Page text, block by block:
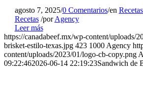
agosto 7, 2025/0 Comentarios/en
Recetas /porAgency
Leer más
https://canadabeef.mx/wp-content/uploads/
brisket-estilo-texas.jpg 423 1000 Agency
content/uploads/2023/01/logo-cb-copy.png
09:22:462026-06-14 22:19:23Sandwich de